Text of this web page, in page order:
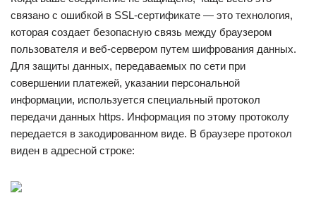
связано с ошибкой в SSL-сертификате — это технология,
которая создает безопасную связь между браузером
пользователя и веб-сервером путем шифрования данных.
Для защиты данных, передаваемых по сети при
совершении платежей, указании персональной
информации, используется специальный протокол
передачи данных https. Информация по этому протоколу
передается в закодированном виде. В браузере протокол
виден в адресной строке: